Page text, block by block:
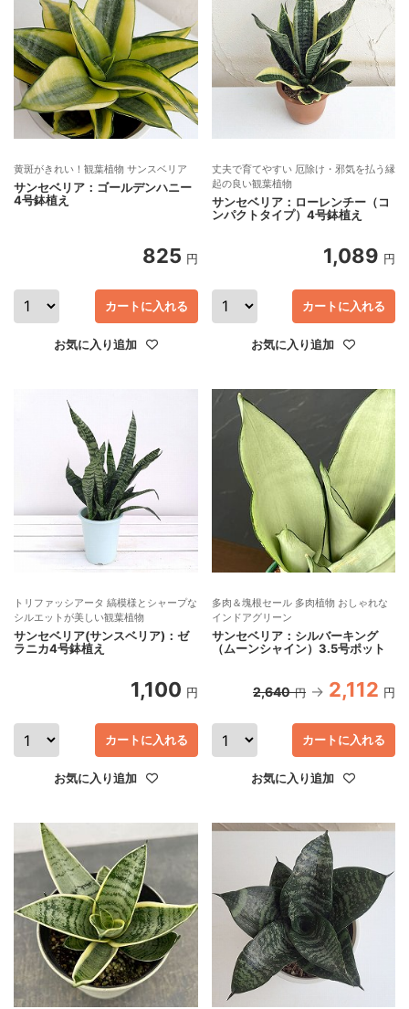
黄斑がきれい！観葉植物 サンスベリア
サンセベリア：ゴールデンハニー
4号鉢植え
825 円
お気に入り追加
カートに入れる
丈夫で育てやすい 厄除け・邪気を払う縁
起の良い観葉植物
サンセベリア：ローレンチー（コ
ンパクトタイプ）4号鉢植え
1,089 円
お気に入り追加
カートに入れる
トリファッシアータ 縞模様とシャープな
シルエットが美しい観葉植物
サンセベリア(サンスベリア)：ゼ
ラニカ4号鉢植え
1,100 円
お気に入り追加
カートに入れる
多肉＆塊根セール 多肉植物 おしゃれな
インドアグリーン
サンセベリア：シルバーキング
（ムーンシャイン）3.5号ポット
2,640 円 2,112 円
お気に入り追加
カートに入れる